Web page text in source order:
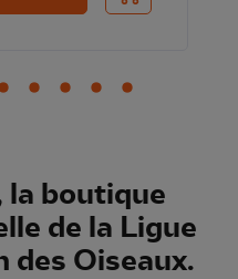
la boutique
de la Ligue
des Oiseaux.